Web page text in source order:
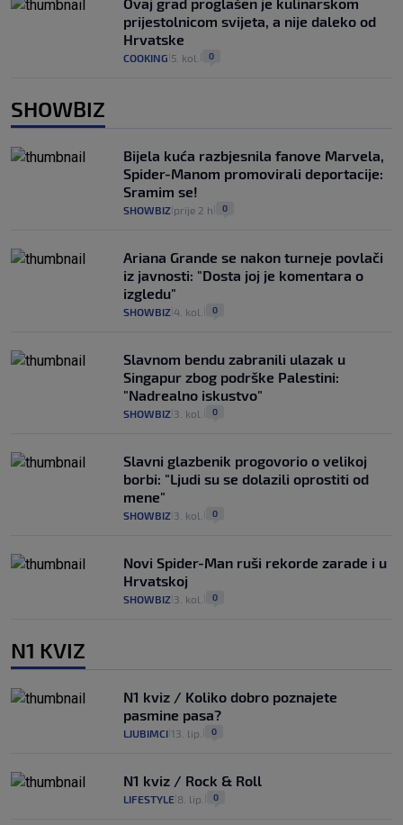
Ovaj grad proglašen je kulinarskom
prijestolnicom svijeta, a nije daleko od
Hrvatske
COOKING 5. kol. 0
SHOWBIZ
Bijela kuća razbjesnila fanove Marvela,
Spider-Manom promovirali deportacije:
Sramim se!
SHOWBIZ prije 2 h 0
Ariana Grande se nakon turneje povlači
iz javnosti: "Dosta joj je komentara o
izgledu"
SHOWBIZ 4. kol. 0
Slavnom bendu zabranili ulazak u
Singapur zbog podrške Palestini:
"Nadrealno iskustvo"
SHOWBIZ 3. kol. 0
Slavni glazbenik progovorio o velikoj
borbi: "Ljudi su se dolazili oprostiti od
mene"
SHOWBIZ 3. kol. 0
Novi Spider-Man ruši rekorde zarade i u
Hrvatskoj
SHOWBIZ 3. kol. 0
N1 KVIZ
N1 kviz / Koliko dobro poznajete
pasmine pasa?
LJUBIMCI 13. lip. 0
N1 kviz / Rock & Roll
LIFESTYLE 8. lip. 0